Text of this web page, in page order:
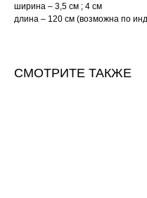
ширина – 3,5 см ; 4 см
длина – 120 см (возможна по
СМОТРИТЕ ТАКЖЕ